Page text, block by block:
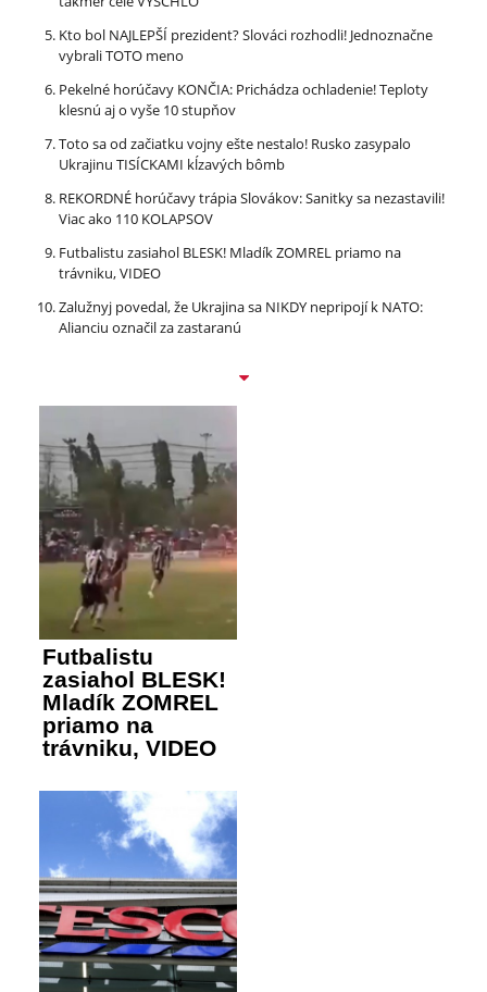
Kto bol NAJLEPŠÍ prezident? Slováci rozhodli! Jednoznačne
vybrali TOTO meno
Pekelné horúčavy KONČIA: Prichádza ochladenie! Teploty
klesnú aj o vyše 10 stupňov
Toto sa od začiatku vojny ešte nestalo! Rusko zasypalo
Ukrajinu TISÍCKAMI kĺzavých bômb
REKORDNÉ horúčavy trápia Slovákov: Sanitky sa nezastavili!
Viac ako 110 KOLAPSOV
Futbalistu zasiahol BLESK! Mladík ZOMREL priamo na
trávniku, VIDEO
Zalužnyj povedal, že Ukrajina sa NIKDY nepripojí k NATO:
Alianciu označil za zastaranú
Futbalistu
zasiahol BLESK!
Mladík ZOMREL
priamo na
trávniku, VIDEO